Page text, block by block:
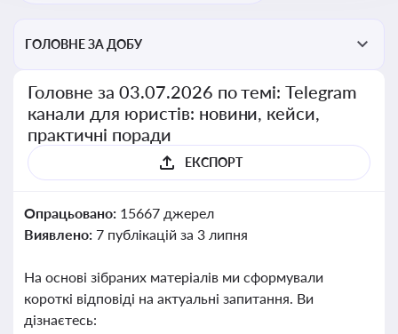
ГОЛОВНЕ ЗА ДОБУ
Головне за 03.07.2026 по темі: Telegram
канали для юристів: новини, кейси,
практичні поради
ЕКСПОРТ
Опрацьовано: 15667 джерел
Виявлено: 7 публікацій за 3 липня
На основі зібраних матеріалів ми сформували
короткі відповіді на актуальні запитання. Ви
дізнаєтесь: